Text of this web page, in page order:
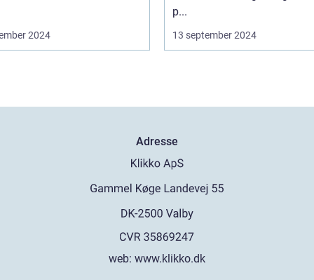
2024
p...
13 september 2024
Adresse
web: www.klikko.dk